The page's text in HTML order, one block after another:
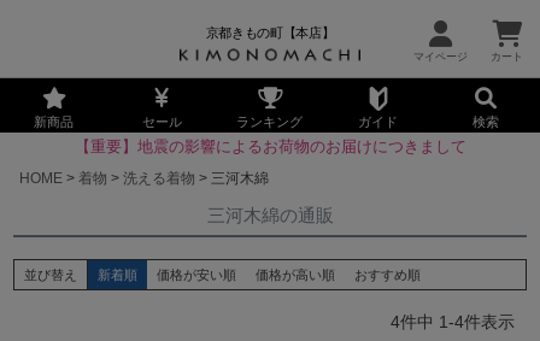
京都きもの町【本店】
新商品 セール ランキング ガイド 検索
【重要】地震の影響によるお荷物のお届けにつきまして
HOME
着物 洗える着物 三河木綿
三河木綿の通販
並び替え 新着順 価格が安い順 価格が高い順 おすすめ順
4件中 1-4件表示